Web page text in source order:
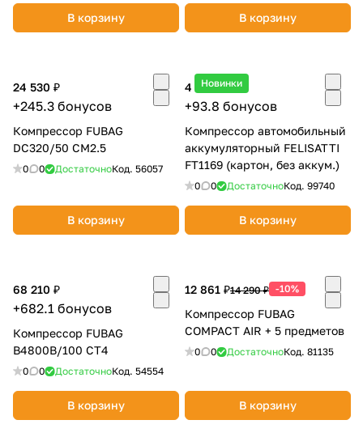
В корзину В корзину
24 530 ₽
+245.3 бонусов
Компрессор FUBAG
DC320/50 CM2.5
0 0 ДостаточноКод. 56057
В корзину
Новинки
4 690 ₽
+93.8 бонусов
Компрессор автомобильный
аккумуляторный FELISATTI
FT1169 (картон, без аккум.)
0 0 ДостаточноКод. 99740
В корзину
68 210 ₽
+682.1 бонусов
Компрессор FUBAG
B4800B/100 CT4
0 0 ДостаточноКод. 54554
В корзину
12 861 ₽14 290 ₽ -10%
Компрессор FUBAG
COMPACT AIR + 5 предметов
0 0 ДостаточноКод. 81135
В корзину